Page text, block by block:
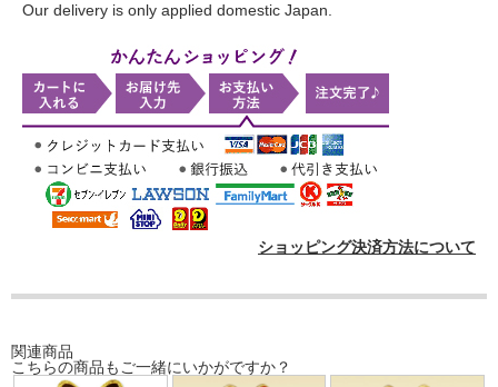
Our delivery is only applied domestic Japan.
ショッピング決済方法について
関連商品
こちらの商品もご一緒にいかがですか？